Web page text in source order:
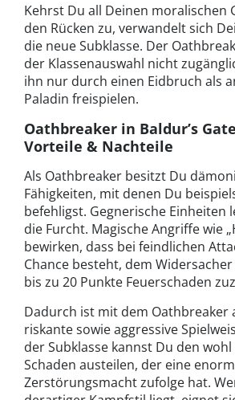
Kehrst Du all Deinen moralischen
den Rücken zu, verwandelt sich
die neue Subklasse. Der
der Klassenauswahl nicht
ihn nur durch einen Eidbruch als
Paladin freispielen.
Oathbreaker in Baldur’s
Vorteile & Nachteile
Als Oathbreaker besitzt Du
Fähigkeiten, mit denen Du
befehligst. Gegnerische Einheiten
die Furcht. Magische Angriffe wie
bewirken, dass bei feindlichen
Chance besteht, dem
bis zu 20 Punkte Feuerschaden
Dadurch ist mit dem Oathbreaker
riskante sowie aggressive
der Subklasse kannst Du den
Schaden austeilen, der eine
Zerstörungsmacht zufolge hat.